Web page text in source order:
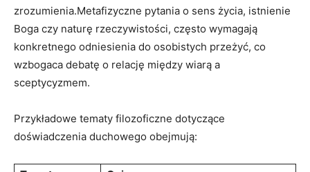
zrozumienia.Metafizyczne pytania o sens życia, istnienie
Boga ‌czy naturę⁢ rzeczywistości,⁢ często ​wymagają
konkretnego odniesienia do⁢ osobistych przeżyć,​ co
wzbogaca debatę o relację między wiarą a
sceptycyzmem.
Przykładowe tematy filozoficzne dotyczące⁤
doświadczenia duchowego obejmują: